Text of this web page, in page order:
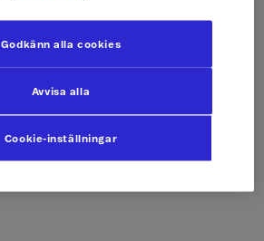
Cookie-inställningar
Avvisa alla
Godkänn alla cookies